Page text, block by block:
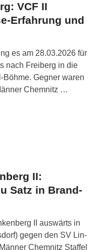
VCF II
Erfahrung und
es am 28.03.2026 für
nach Frei­berg in die
Geg­ner waren
Chem­nitz …
II:
Satz in Brand-
II aus­wärts in
gegen den SV Lin­
Chem­nitz Staf­fel